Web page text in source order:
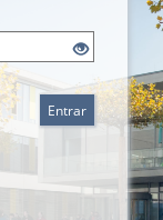
Entrar